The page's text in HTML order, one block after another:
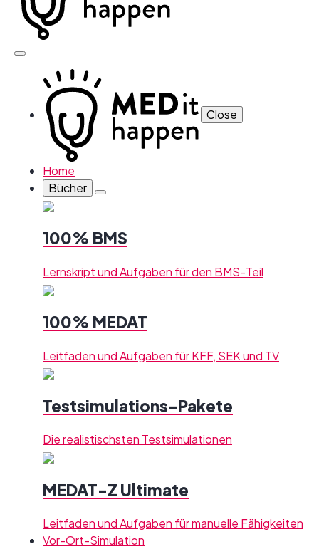
Close
Home
Bücher
100% BMS
Lernskript und Aufgaben für den BMS-Teil
100% MEDAT
Leitfaden und Aufgaben für KFF, SEK und TV
Testsimulations-Pakete
Die realistischsten Testsimulationen
MEDAT-Z Ultimate
Leitfaden und Aufgaben für manuelle Fähigkeiten
Vor-Ort-Simulation